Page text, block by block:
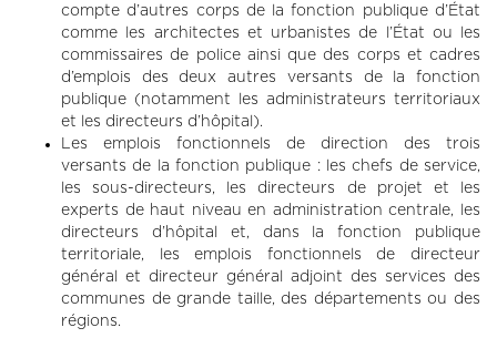
compte d’autres corps de la fonction publique d’État
comme les architectes et urbanistes de l’État ou les
commissaires de police ainsi que des corps et cadres
d’emplois des deux autres versants de la fonction
publique (notamment les administrateurs territoriaux
et les directeurs d’hôpital).
Les emplois fonctionnels de direction des trois
versants de la fonction publique : les chefs de service,
les sous-directeurs, les directeurs de projet et les
experts de haut niveau en administration centrale, les
directeurs d’hôpital et, dans la fonction publique
territoriale, les emplois fonctionnels de directeur
général et directeur général adjoint des services des
communes de grande taille, des départements ou des
régions.